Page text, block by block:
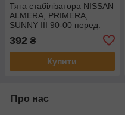
Тяга стабілізатора NISSAN
ALMERA, PRIMERA,
SUNNY III 90-00 перед.
міст (Вир-во FEBI) 15415
392 ₴
Купити
Про нас